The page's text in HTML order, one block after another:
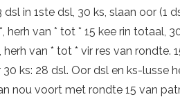
dsl in 1ste dsl, 30 ks, slaan oor (1
herh van * tot * 15 kee rin totaal,
van * tot * vir res van rondte.
ks: 28 dsl. Oor dsl en ks-lusse
nou voort met rondte 15 van